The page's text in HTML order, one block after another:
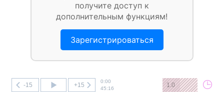
получите доступ к
дополнительным функциям!
Зарегистрироваться
-15 +15
0:00
45:16
1.0